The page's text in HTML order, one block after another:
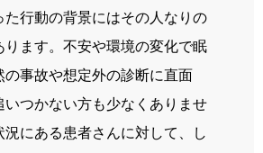
た行動の背景にはその人なりの
ります。不安や環境の変化で眠
の事故や想定外の診断に直面
いつかない方も少なくありませ
況にある患者さんに対して、し